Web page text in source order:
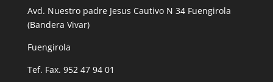
Avd. Nuestro padre Jesus Cautivo N 34 Fuengirola
(Bandera Vivar)
Fuengirola
Tef. Fax. 952 47 94 01